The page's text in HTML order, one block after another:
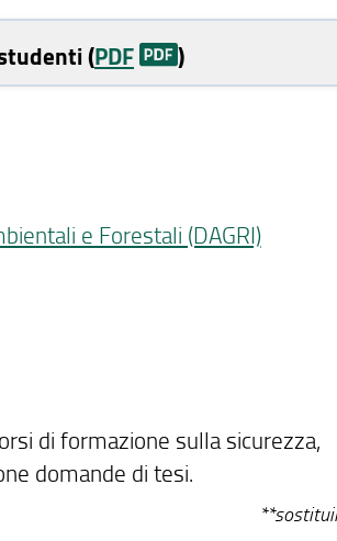
(PDF )
e Forestali (DAGRI)
di formazione sulla sicurezza,
domande di tesi.